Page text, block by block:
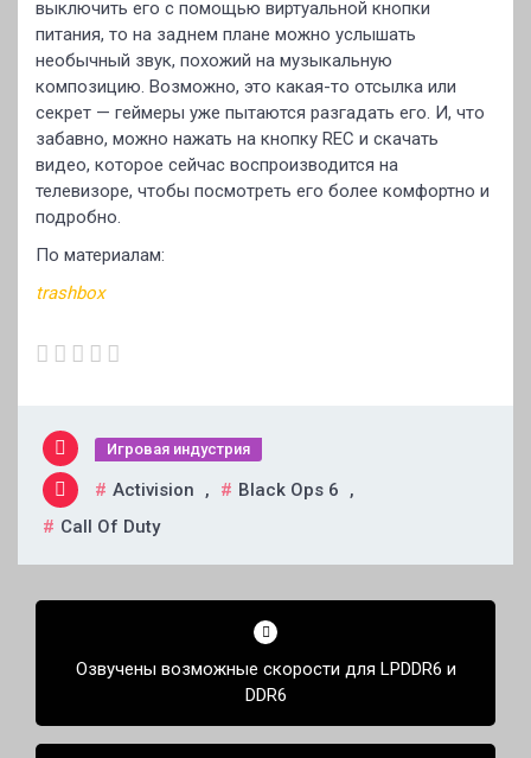
выключить его с помощью виртуальной кнопки
питания, то на заднем плане можно услышать
необычный звук, похожий на музыкальную
композицию. Возможно, это какая-то отсылка или
секрет — геймеры уже пытаются разгадать его. И, что
забавно, можно нажать на кнопку REC и скачать
видео, которое сейчас воспроизводится на
телевизоре, чтобы посмотреть его более комфортно и
подробно.
По материалам:
trashbox
Игровая индустрия
Activision , Black Ops 6
,
Call Of Duty
Навигация
записямОзвучены возможные скорости для LPDDR6 и
DDR6